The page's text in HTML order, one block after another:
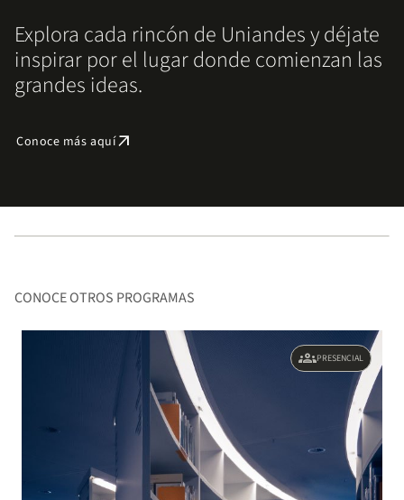
Explora cada rincón de Uniandes y déjate
inspirar por el lugar donde comienzan las
grandes ideas.
Conoce más aquíarrow_outward
CONOCE OTROS PROGRAMAS
groupsPRESENCIAL